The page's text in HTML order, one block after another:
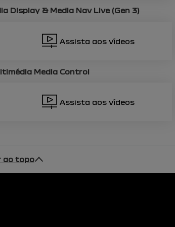
Display & Media Nav Live (Gen 3)
Assista aos vídeos
Media Control
Assista aos vídeos
ao topo